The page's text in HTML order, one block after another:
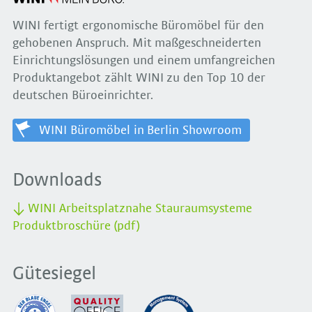
WINI fertigt ergonomische Büromöbel für den
gehobenen Anspruch. Mit maßgeschneiderten
Einrichtungslösungen und einem umfangreichen
Produktangebot zählt WINI zu den Top 10 der
deutschen Büroeinrichter.
WINI Büromöbel in Berlin Showroom
Downloads
WINI Arbeitsplatznahe Stauraumsysteme
Produktbroschüre (pdf)
Gütesiegel